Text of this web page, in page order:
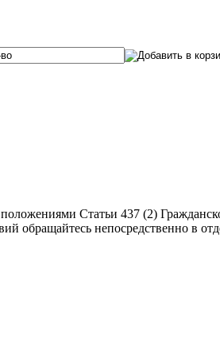
Статьи 437 (2)
обращайтесь непосредственно в